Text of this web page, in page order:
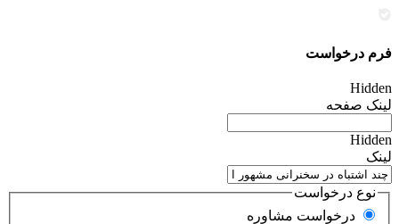
فرم درخواست
Hidden
لینک صفحه
Hidden
لینک
نوع درخواست
درخواست مشاوره